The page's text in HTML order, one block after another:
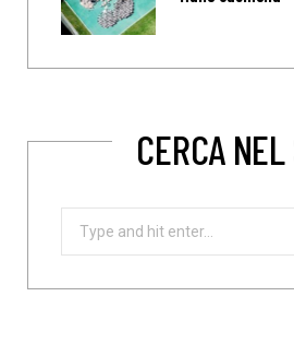
CERCA
Search